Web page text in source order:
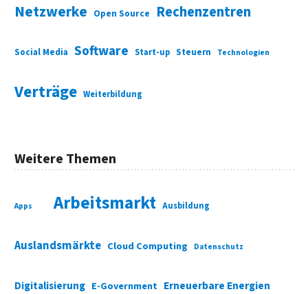
Netzwerke Open Source Rechenzentren
Social Media Software Start-up Steuern Technologien
Verträge Weiterbildung
Weitere Themen
Apps Arbeitsmarkt Ausbildung
Auslandsmärkte Cloud Computing Datenschutz
Digitalisierung E-Government Erneuerbare Energien